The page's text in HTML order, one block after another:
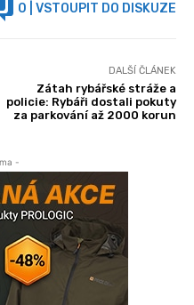
0 | VSTOUPIT DO DISKUZE
DALŠÍ ČLÁNEK
Zátah rybářské stráže a
policie: Rybáři dostali pokuty
za parkování až 2000 korun
-